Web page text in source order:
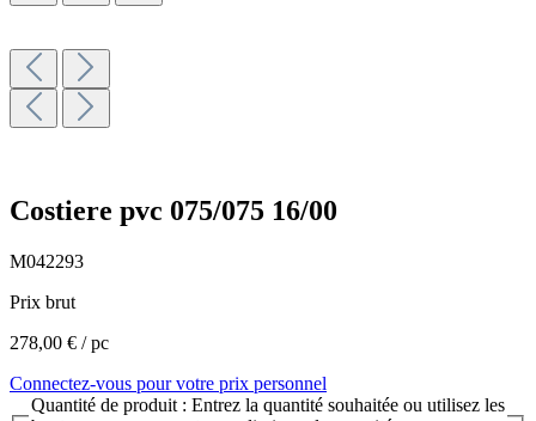
Costiere pvc 075/075 16/00
M042293
Prix brut
278,00 € / pc
Connectez-vous pour votre prix personnel
Quantité de produit : Entrez la quantité souhaitée ou utilisez les